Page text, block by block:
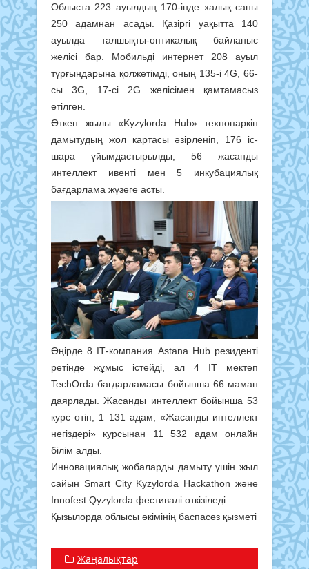
Облыста 223 ауылдың 170-інде халық саны
250 адамнан асады. Қазіргі уақытта 140
ауылда талшықты-оптикалық байланыс
желісі бар. Мобильді интернет 208 ауыл
тұрғындарына қолжетімді, оның 135-і 4G, 66-
сы 3G, 17-сі 2G желісімен қамтамасыз
етілген.
Өткен жылы «Kyzylorda Hub» технопаркін
дамытудың жол картасы әзірленіп, 176 іс-
шара ұйымдастырылды, 56 жасанды
интеллект ивенті мен 5 инкубациялық
бағдарлама жүзеге асты.
Өңірде 8 ІТ-компания Astana Hub резиденті
ретінде жұмыс істейді, ал 4 ІТ мектеп
TechOrda бағдарламасы бойынша 66 маман
даярлады. Жасанды интеллект бойынша 53
курс өтіп, 1 131 адам, «Жасанды интеллект
негіздері» курсынан 11 532 адам онлайн
білім алды.
Инновациялық жобаларды дамыту үшін жыл
сайын Smart City Kyzylorda Hackathon және
Innofest Qyzylorda фестивалі өткізіледі.
Қызылорда облысы әкімінің баспасөз қызметі
Жаңалықтар